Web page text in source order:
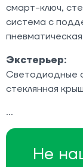
Не
смарт-ключ,
система с
Экстерьер:
Светодиодные
стеклянная